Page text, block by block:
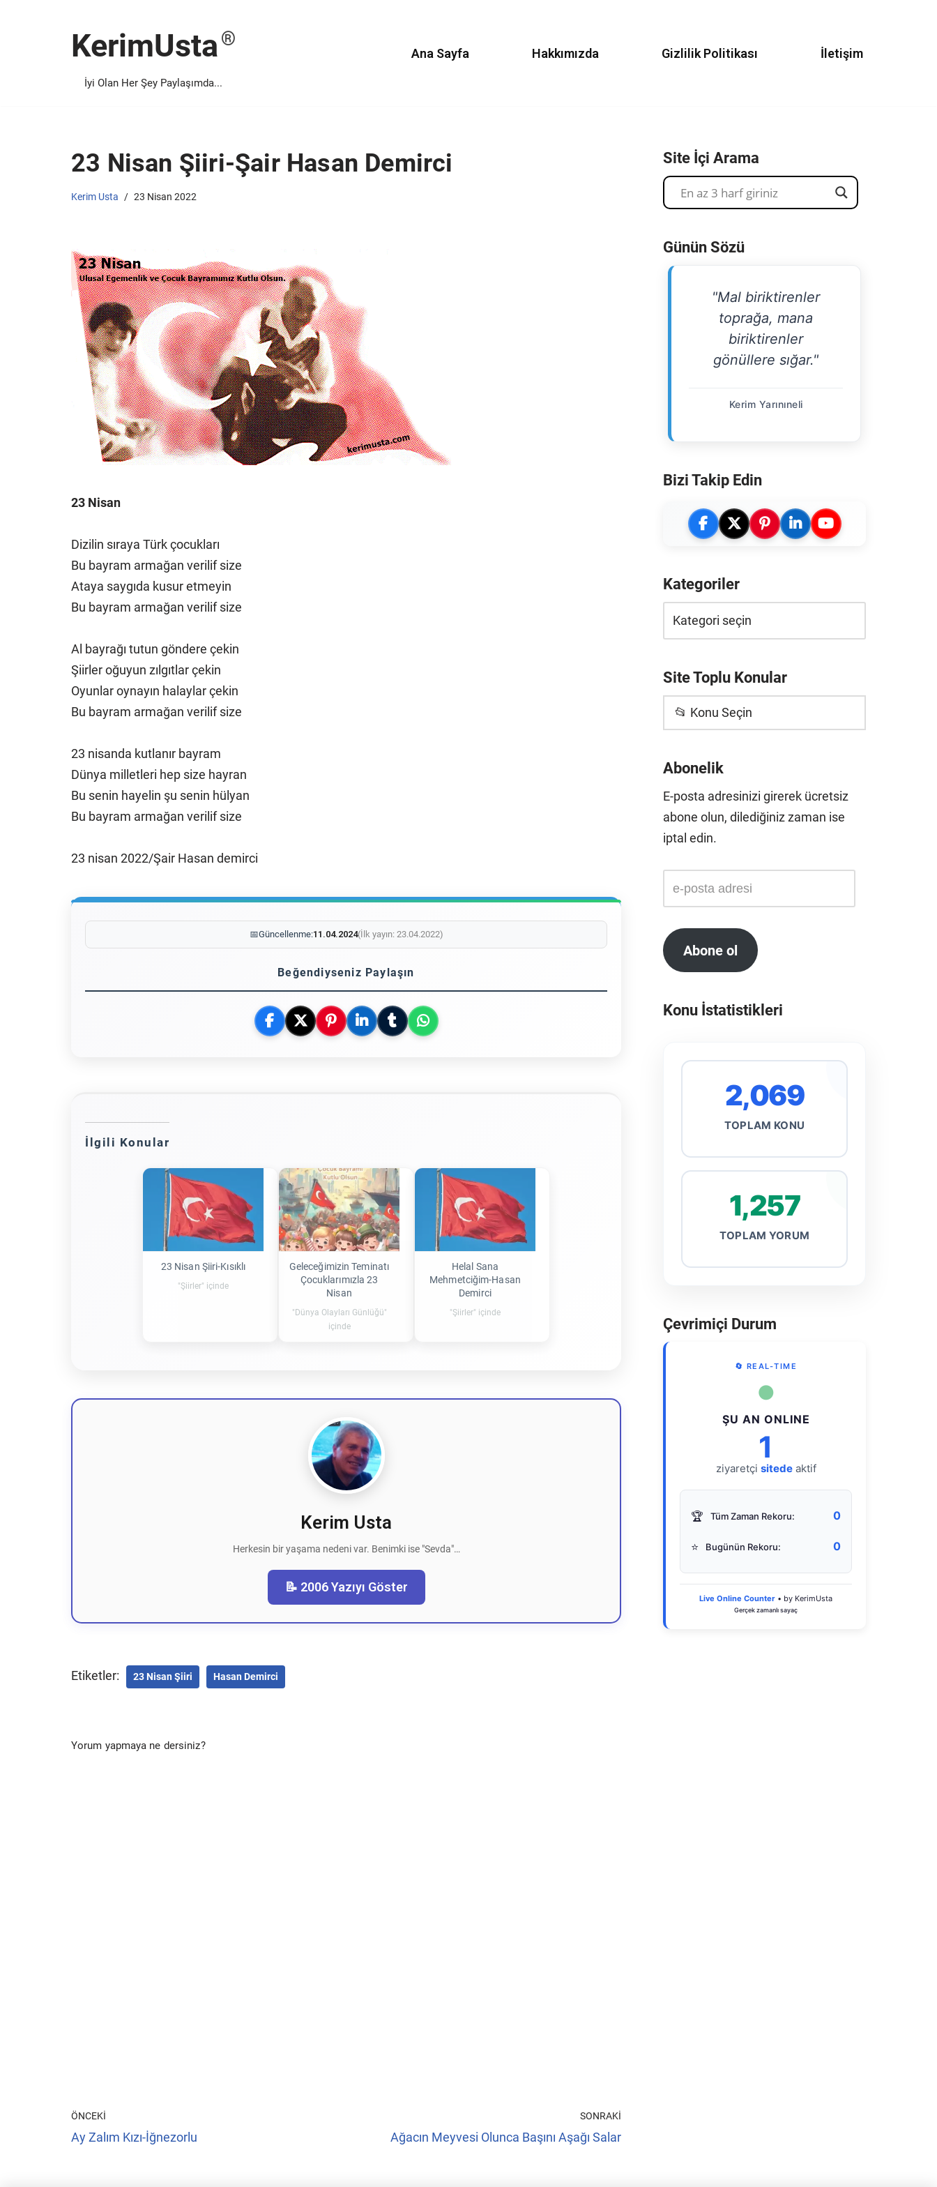
KerimUsta
İyi Olan Her Şey Paylaşımda...
Ana Sayfa Hakkımızda Gizlilik Politikası İletişim
23 Nisan Şiiri-Şair Hasan Demirci
Kerim Usta 23 Nisan 2022
23 Nisan
Dizilin sıraya Türk çocukları
Bu bayram armağan verilif size
Ataya saygıda kusur etmeyin
Bu bayram armağan verilif size
Al bayrağı tutun göndere çekin
Şiirler oğuyun zılgıtlar çekin
Oyunlar oynayın halaylar çekin
Bu bayram armağan verilif size
23 nisanda kutlanır bayram
Dünya milletleri hep size hayran
Bu senin hayelin şu senin hülyan
Bu bayram armağan verilif size
23 nisan 2022/Şair Hasan demirci
📅Güncellenme:11.04.2024(İlk yayın: 23.04.2022)
Beğendiyseniz Paylaşın
İlgili Konular
23 Nisan Şiiri-Kısıklı
"Şiirler" içinde
Geleceğimizin Teminatı
Çocuklarımızla 23
Nisan
"Dünya Olayları Günlüğü"
içinde
Helal Sana
Mehmetciğim-Hasan
Demirci
"Şiirler" içinde
Kerim Usta
Herkesin bir yaşama nedeni var. Benimki ise "Sevda"…
📝 2006 Yazıyı Göster
Etiketler: 23 Nisan Şiiri Hasan Demirci
Yorum yapmaya ne dersiniz?
ÖNCEKI
Ay Zalım Kızı-İğnezorlu
SONRAKI
Ağacın Meyvesi Olunca Başını Aşağı Salar
Site İçi Arama
Günün Sözü
"Mal biriktirenler
toprağa, mana
biriktirenler
gönüllere sığar."
Kerim Yarınıneli
Bizi Takip Edin
Kategoriler
Site Toplu Konular
📂 Konu Seçin
Abonelik
E-posta adresinizi girerek ücretsiz
abone olun, dilediğiniz zaman ise
iptal edin.
Abone ol
Konu İstatistikleri
2,069
TOPLAM KONU
1,257
TOPLAM YORUM
Çevrimiçi Durum
🔄 REAL-TIME
●
ŞU AN ONLINE
1
ziyaretçi sitedeaktif
🏆 Tüm Zaman Rekoru: 0
⭐ Bugünün Rekoru: 0
Live Online Counter • by KerimUsta
Gerçek zamanlı sayaç